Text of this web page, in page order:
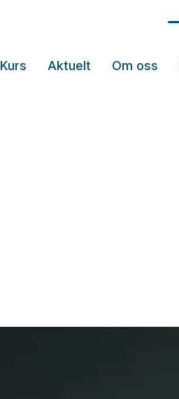
Kurs Aktuelt Om oss